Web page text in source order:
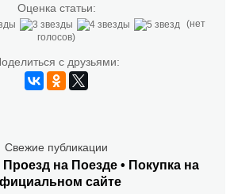
Оценка статьи:
(нет
голосов)
с друзьями:
Свежие публикации
Проезд на Поезде • Покупка на
сайте